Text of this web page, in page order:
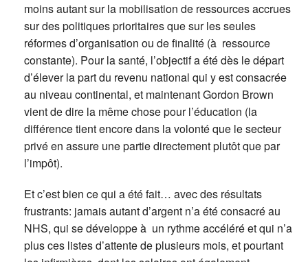
moins autant sur la mobilisation de ressources accrues
sur des politiques prioritaires que sur les seules
réformes d’organisation ou de finalité (à ressource
constante). Pour la santé, l’objectif a été dès le départ
d’élever la part du revenu national qui y est consacrée
au niveau continental, et maintenant Gordon Brown
vient de dire la même chose pour l’éducation (la
différence tient encore dans la volonté que le secteur
privé en assure une partie directement plutôt que par
l’impôt).
Et c’est bien ce qui a été fait… avec des résultats
frustrants: jamais autant d’argent n’a été consacré au
NHS, qui se développe à un rythme accéléré et qui n’a
plus ces listes d’attente de plusieurs mois, et pourtant